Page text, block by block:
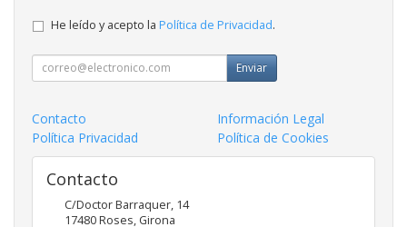
He leído y acepto la Política de Privacidad.
Enviar
Contacto
Información Legal
Política Privacidad
Política de Cookies
Contacto
C/Doctor Barraquer, 14
17480Roses, Girona